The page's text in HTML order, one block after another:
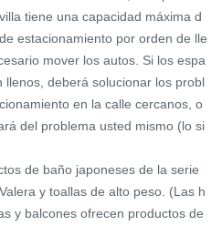
tiene una capacidad máxima d
estacionamiento por orden de lle
mover los autos. Si los espa
llenos, deberá solucionar los probl
en la calle cercanos, o
del problema usted mismo (lo si
de baño japoneses de la serie
y toallas de alto peso. (Las h
y balcones ofrecen productos de